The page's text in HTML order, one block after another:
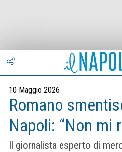
10 Maggio 2026
Romano
Napoli: “Non mi
Il giornalista esperto di